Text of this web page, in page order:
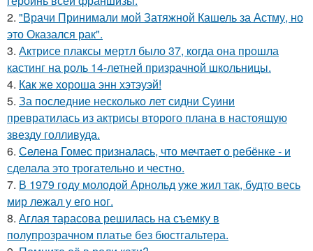
2. "Врачи Принимали мой Затяжной Кашель за Астму, но
это Оказался рак".
3. Актрисе плаксы мертл было 37, когда она прошла
кастинг на роль 14-летней призрачной школьницы.
4. Как же хороша энн хэтэуэй!
5. За последние несколько лет сидни Суини
превратилась из актрисы второго плана в настоящую
звезду голливуда.
6. Селена Гомес призналась, что мечтает о ребёнке - и
сделала это трогательно и честно.
7. В 1979 году молодой Арнольд уже жил так, будто весь
мир лежал у его ног.
8. Аглая тарасова решилась на съемку в
полупрозрачном платье без бюстгальтера.